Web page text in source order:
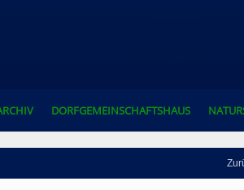
DORFGEMEINSCHAFTSHAUS